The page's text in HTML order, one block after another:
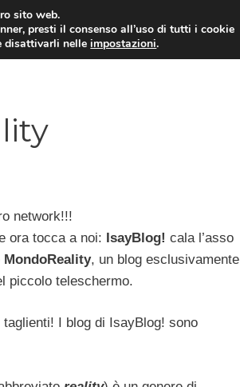
TARIFFE E PROMOZIONI
network!!!
ora tocca a noi: IsayBlog! cala l’asso
MondoReality, un blog esclusivamente
piccolo teleschermo.
I blog di IsayBlog! sono
sito web.
presti il consenso all’uso di tutti i cookie
disattivarli nelleimpostazioni.